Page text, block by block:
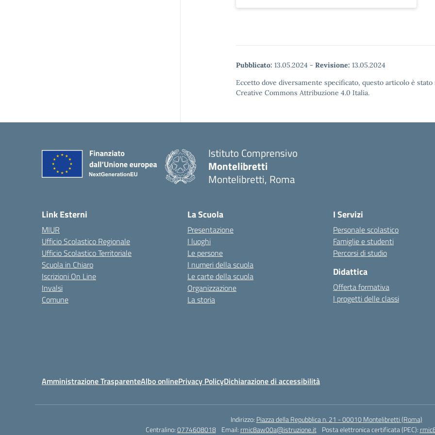
Pubblicato: 13.05.2024 - Revisione: 13.05.2024
Eccetto dove diversamente specificato, questo articolo è
Creative Commons Attribuzione 4.0 Italia.
Istituto Comprensivo
Montelibretti
Montelibretti, Roma
Link Esterni
MIUR
Ufficio Scolastico Regionale
Ufficio Scolastico Territoriale
Scuola in Chiaro
Iscrizioni On Line
Invalsi
Comune
La Scuola
Presentazione
I luoghi
Le persone
I numeri della scuola
Le carte della scuola
Organizzazione
La storia
I Servizi
Personale scolastico
Famiglie e studenti
Percorsi di studio
Didattica
Offerta formativa
I progetti delle classi
Amministrazione TrasparenteAlbo onlinePrivacy PolicyDichiarazione di accessibilità
Indirizzo: Piazza della Repubblica n. 21 - 00010 Montelibretti (Roma)
Centralino:0774608018 Email: rmic8aw00a@istruzione.it Posta elettronica certificata (PEC):